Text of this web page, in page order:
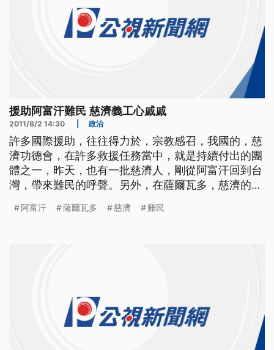
援助阿富汗難民 慈濟義工心戚戚
2011/8/2 14:30 政治
許多國際援助，往往得力於，宗教感召，我國的，慈
濟功德會，在許多救援任務當中，就是持續付出的團
體之一，昨天，也有一批慈濟人，剛從阿富汗回到台
灣，帶來難民的呼聲。另外，在薩爾瓦多，慈濟的付
濟功德會的志工，昨天剛剛從飢寒遍地的阿富汗，回
阿富汗 薩爾瓦多 慈濟 難民